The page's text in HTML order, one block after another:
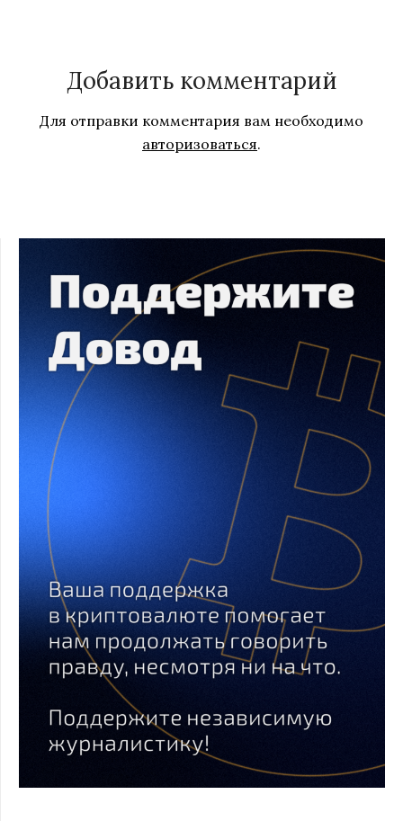
Добавить комментарий
Для отправки комментария вам необходимо
авторизоваться.